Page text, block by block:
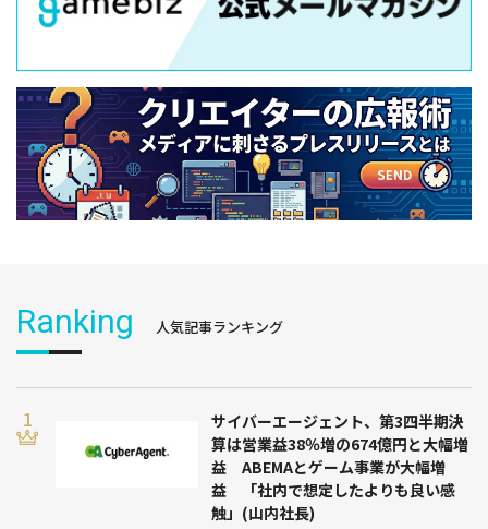
Ranking 人気記事ランキング
サイバーエージェント、第3四半期決
算は営業益38％増の674億円と大幅増
益 ABEMAとゲーム事業が大幅増
益 「社内で想定したよりも良い感
触」(山内社長)